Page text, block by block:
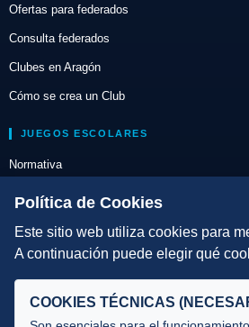
Ofertas para federados
Consulta federados
Clubes en Aragón
Cómo se crea un Club
JUEGOS ESCOLARES
Normativa
Escuelas de Triatlón
DIRECCIÓN TÉCNICA
Selecciones
Tecnificación
Política de Cookies
Este sitio web utiliza cookies para
A continuación puede elegir qué
COOKIES TÉCNICAS